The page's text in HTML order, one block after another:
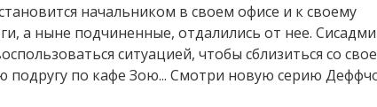
начальником в своем офисе и к своему
а ныне подчиненные, отдалились от нее.
ситуацией, чтобы сблизиться со
по кафе Зою... Смотри новую серию